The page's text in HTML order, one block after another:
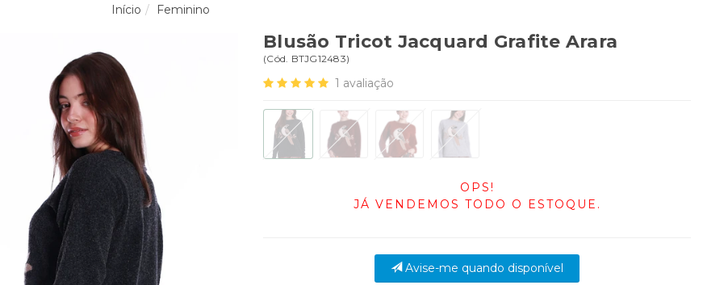
Início Feminino
Blusão Tricot Jacquard Grafite Arara
(Cód. BTJG12483)
1 avaliação
OPS!
JÁ VENDEMOS TODO O ESTOQUE.
Avise-me quando disponível